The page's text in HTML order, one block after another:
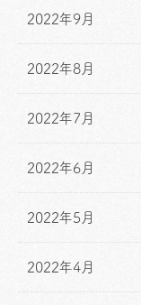
2022年9月
2022年8月
2022年7月
2022年6月
2022年5月
2022年4月